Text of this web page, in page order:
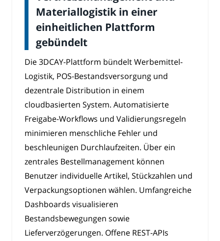
Materiallogistik in einer
einheitlichen Plattform
gebündelt
Die 3DCAY-Plattform bündelt Werbemittel-
Logistik, POS-Bestandsversorgung und
dezentrale Distribution in einem
cloudbasierten System. Automatisierte
Freigabe-Workflows und Validierungsregeln
minimieren menschliche Fehler und
beschleunigen Durchlaufzeiten. Über ein
zentrales Bestellmanagement können
Benutzer individuelle Artikel, Stückzahlen und
Verpackungsoptionen wählen. Umfangreiche
Dashboards visualisieren
Bestandsbewegungen sowie
Lieferverzögerungen. Offene REST-APIs